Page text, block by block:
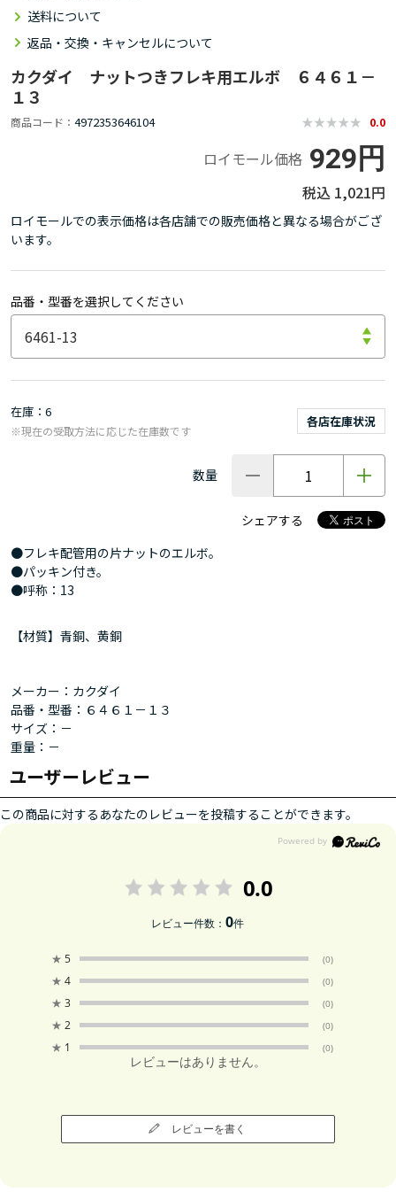
送料について
返品・交換・キャンセルについて
カクダイ ナットつきフレキ用エルボ ６４６１－
１３
商品コード 4972353646104 0.0
ロイモール価格 929円
1,021円
ロイモールでの表示価格は各店舗での販売価格と異なる場合がござ
います。
品番・型番を選択してください
在庫 6
各店在庫状況
※現在の受取方法に応じた在庫数です
数量
シェアする
●フレキ配管用の片ナットのエルボ。
●パッキン付き。
●呼称：13
【材質】青銅、黄銅
メーカー：カクダイ
品番・型番：６４６１－１３
サイズ：－
重量：－
ユーザーレビュー
この商品に対するあなたのレビューを投稿することができます。
0.0
レビュー件数：0件
★ 5 (0)
★ 4 (0)
★ 3 (0)
★ 2 (0)
★ 1 (0)
レビューはありません。
レビューを書く